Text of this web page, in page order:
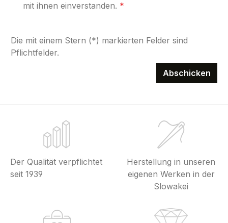
mit ihnen einverstanden. *
Die mit einem Stern (*) markierten Felder sind
Pflichtfelder.
Abschicken
Der Qualität verpflichtet
seit 1939
Herstellung in unseren
eigenen Werken in der
Slowakei